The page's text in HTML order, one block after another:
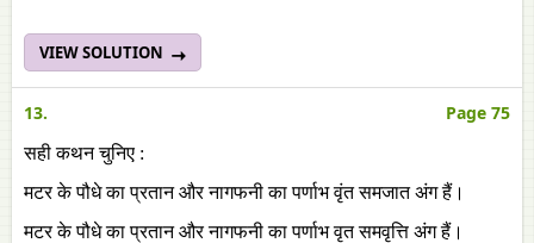
VIEW SOLUTION
13. Page 75
सही कथन चुनिए :
मटर के पौधे का प्रतान और नागफनी का पर्णाभ वृंत समजात अंग हैं।
मटर के पौधे का प्रतान और नागफनी का पर्णाभ वृत समवृत्ति अंग हैं।